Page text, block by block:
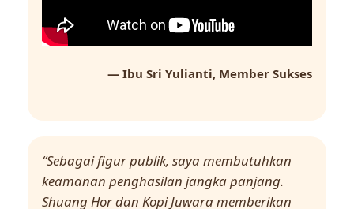
— Ibu Sri Yulianti, Member Sukses
“Sebagai figur publik, saya membutuhkan
keamanan penghasilan jangka panjang.
Shuang Hor dan Kopi Juwara memberikan